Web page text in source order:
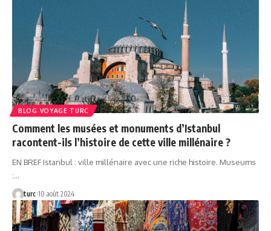
BLOG VOYAGE TURC
Comment les musées et monuments d’Istanbul
racontent-ils l’histoire de cette ville millénaire ?
EN BREF Istanbul : ville millénaire avec une riche histoire. Museums
:…
turc 10 août 2024